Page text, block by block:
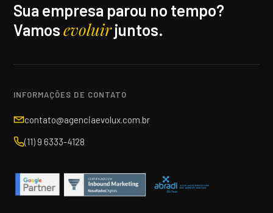
Sua empresa parou no tempo?
Vamosevoluirjuntos.
INFORMAÇÕES DE CONTATO
contato@agenciaevolux.com.br
(11) 9 6333-4128